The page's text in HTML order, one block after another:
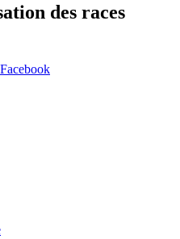
des races